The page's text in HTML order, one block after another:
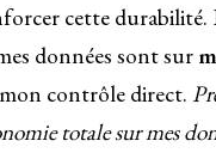
cette durabilité.
données sont sur
contrôle direct.
totale sur mes